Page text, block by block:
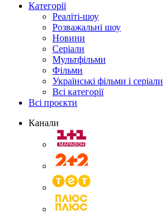
Категорії
Реаліті-шоу
Розважальні шоу
Новини
Серіали
Мультфільми
Фільми
Українські фільми і серіали
Всі категорії
Всі проєкти
Канали